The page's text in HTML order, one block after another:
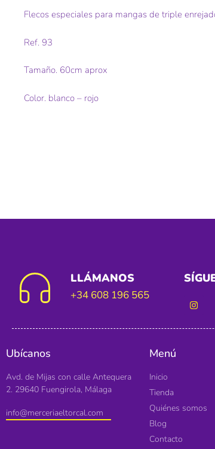
Flecos especiales para mangas de triple
Ref. 93
Tamaño. 60cm aprox
Color. blanco – rojo
LLÁMANOS
+34 608 196 565
Ubícanos
Avd. de Mijas con calle Antequera
2. 29640 Fuengirola, Málaga
info@merceriaeltorcal.com
Menú
Inicio
Tienda
Quiénes somos
Blog
Contacto